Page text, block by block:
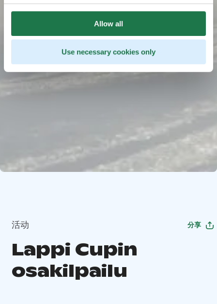
Allow all
Use necessary cookies only
活动 分享
Lappi Cupin
osakilpailu